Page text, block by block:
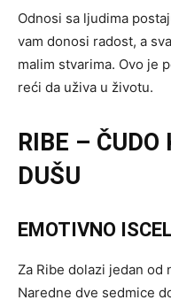
Odnosi sa ljudima
vam donosi radost, a
malim stvarima. Ovo je
reći da uživa u životu.
RIBE – ČUDO
DUŠU
EMOTIVNO
Za Ribe dolazi jedan
Naredne dve sedmice